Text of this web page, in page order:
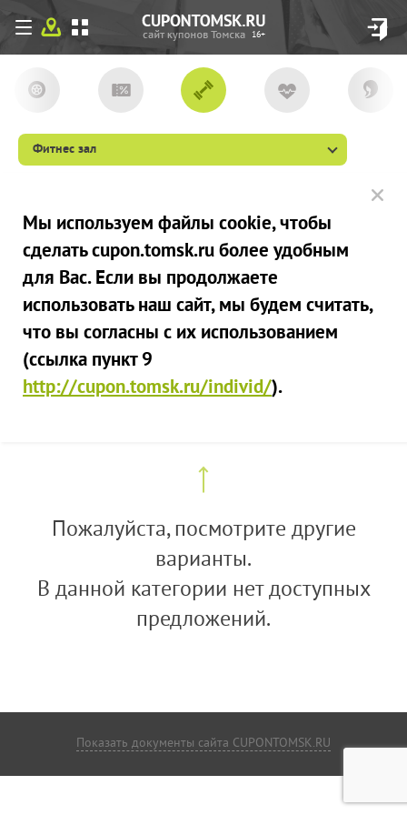
16+
Фитнес зал
Мы используем файлы сookie, чтобы
сделать cupon.tomsk.ru более удобным
для Вас. Если вы продолжаете
использовать наш сайт, мы будем считать,
что вы согласны с их использованием
(ссылка пункт 9
http://cupon.tomsk.ru/individ/).
Пожалуйста, посмотрите другие
варианты.
В данной категории нет доступных
предложений.
Показать документы сайта CUPONTOMSK.RU